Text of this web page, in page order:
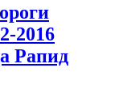
2016
Рапид